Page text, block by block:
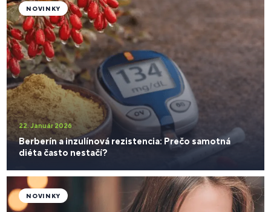
22. Január 2026
Berberín a inzulínová rezistencia: Prečo samotná
diéta často nestačí?
NOVINKY
NOVINKY